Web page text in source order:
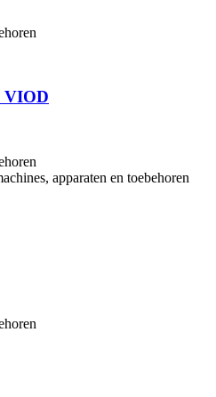
VIOD
apparaten en toebehoren